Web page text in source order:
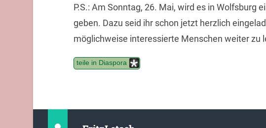
P.S.: Am Sonntag, 26. Mai, wird es in Wolfsburg
geben. Dazu seid ihr schon jetzt herzlich
möglichweise interessierte Menschen weiter zu
teile in Diaspora